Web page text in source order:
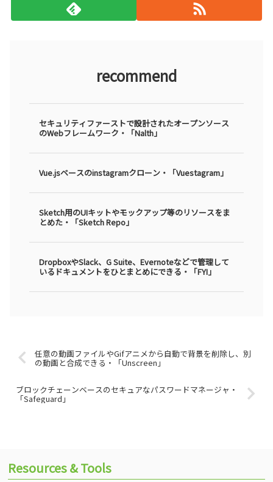
recommend
セキュリティファーストで設計されたオープンソース
のWebフレームワーク・「Nalth」
Vue.jsベースのinstagramクローン・「Vuestagram」
Sketch用のUIキットやモックアップ等のリソースをま
とめた・「Sketch Repo」
DropboxやSlack、G Suite、Evernoteなどで管理して
いるドキュメントをひとまとめにできる・「FYI」
任意の動画ファイルやGifアニメから自動で背景を削除し、別
の動画と合成できる・「Unscreen」
ブロックチェーンベースのセキュアなパスワードマネージャ・
「Safeguard」
Resources & Tools